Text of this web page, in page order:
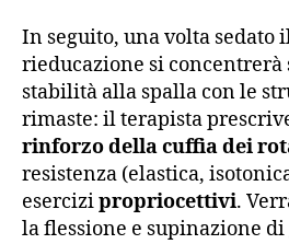
In seguito, una volta sedato
rieducazione si concentrerà
stabilità alla spalla con le
rimaste: il terapista
rinforzo della cuffia dei
resistenza (elastica,
esercizipropriocettivi.
la flessione e supinazione